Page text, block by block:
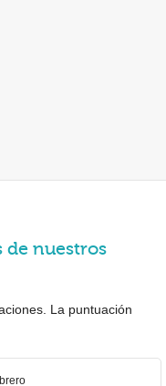
de nuestros
La puntuación